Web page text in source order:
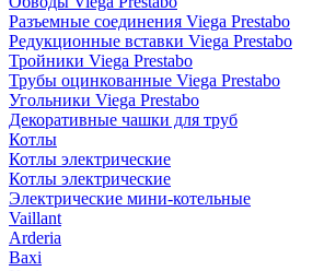
Разъемные соединения Viega Prestabo
Редукционные вставки Viega Prestabo
Тройники Viega Prestabo
Трубы оцинкованные Viega Prestabo
Угольники Viega Prestabo
Декоративные чашки для труб
Котлы
Котлы электрические
Котлы электрические
Электрические мини-котельные
Vaillant
Arderia
Baxi